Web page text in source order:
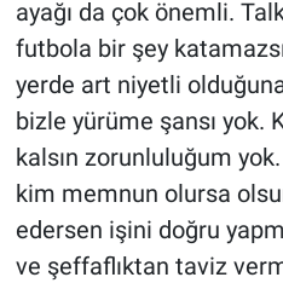
ayağı da çok önemli.
futbola bir şey
yerde art niyetli olduğuna
bizle yürüme şansı yok.
kalsın zorunluluğum
kim memnun olursa
edersen işini doğru
ve şeffaflıktan taviz